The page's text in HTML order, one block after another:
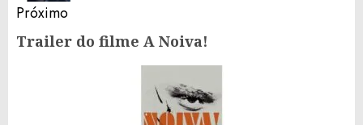
Próximo
Próximo
Trailer do filme A Noiva!